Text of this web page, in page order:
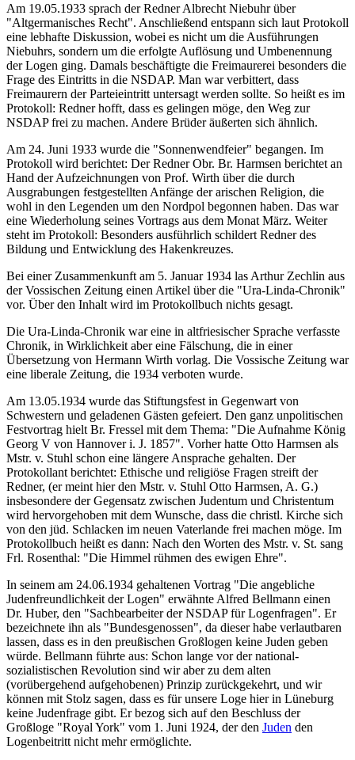
Am 19.05.1933 sprach der Redner Albrecht Niebuhr über
"Altgermanisches Recht". Anschließend entspann sich laut Protokoll
eine lebhafte Diskussion, wobei es nicht um die Ausführungen
Niebuhrs, sondern um die erfolgte Auflösung und Umbenennung
der Logen ging. Damals beschäftigte die Freimaurerei besonders die
Frage des Eintritts in die NSDAP. Man war verbittert, dass
Freimaurern der Parteieintritt untersagt werden sollte. So heißt es im
Protokoll: Redner hofft, dass es gelingen möge, den Weg zur
NSDAP frei zu machen. Andere Brüder äußerten sich ähnlich.
Am 24. Juni 1933 wurde die "Sonnenwendfeier" begangen. Im
Protokoll wird berichtet: Der Redner Obr. Br. Harmsen berichtet an
Hand der Aufzeichnungen von Prof. Wirth über die durch
Ausgrabungen festgestellten Anfänge der arischen Religion, die
wohl in den Legenden um den Nordpol begonnen haben. Das war
eine Wiederholung seines Vortrags aus dem Monat März. Weiter
steht im Protokoll: Besonders ausführlich schildert Redner des
Bildung und Entwicklung des Hakenkreuzes.
Bei einer Zusammenkunft am 5. Januar 1934 las Arthur Zechlin aus
der Vossischen Zeitung einen Artikel über die "Ura-Linda-Chronik"
vor. Über den Inhalt wird im Protokollbuch nichts gesagt.
Die Ura-Linda-Chronik war eine in altfriesischer Sprache verfasste
Chronik, in Wirklichkeit aber eine Fälschung, die in einer
Übersetzung von Hermann Wirth vorlag. Die Vossische Zeitung war
eine liberale Zeitung, die 1934 verboten wurde.
Am 13.05.1934 wurde das Stiftungsfest in Gegenwart von
Schwestern und geladenen Gästen gefeiert. Den ganz unpolitischen
Festvortrag hielt Br. Fressel mit dem Thema: "Die Aufnahme König
Georg V von Hannover i. J. 1857". Vorher hatte Otto Harmsen als
Mstr. v. Stuhl schon eine längere Ansprache gehalten. Der
Protokollant berichtet: Ethische und religiöse Fragen streift der
Redner, (er meint hier den Mstr. v. Stuhl Otto Harmsen, A. G.)
insbesondere der Gegensatz zwischen Judentum und Christentum
wird hervorgehoben mit dem Wunsche, dass die christl. Kirche sich
von den jüd. Schlacken im neuen Vaterlande frei machen möge. Im
Protokollbuch heißt es dann: Nach den Worten des Mstr. v. St. sang
Frl. Rosenthal: "Die Himmel rühmen des ewigen Ehre".
In seinem am 24.06.1934 gehaltenen Vortrag "Die angebliche
Judenfreundlichkeit der Logen" erwähnte Alfred Bellmann einen
Dr. Huber, den "Sachbearbeiter der NSDAP für Logenfragen". Er
bezeichnete ihn als "Bundesgenossen", da dieser habe verlautbaren
lassen, dass es in den preußischen Großlogen keine Juden geben
würde. Bellmann führte aus: Schon lange vor der national-
sozialistischen Revolution sind wir aber zu dem alten
(vorübergehend aufgehobenen) Prinzip zurückgekehrt, und wir
können mit Stolz sagen, dass es für unsere Loge hier in Lüneburg
keine Judenfrage gibt. Er bezog sich auf den Beschluss der
Großloge "Royal York" vom 1. Juni 1924, der den Juden den
Logenbeitritt nicht mehr ermöglichte.